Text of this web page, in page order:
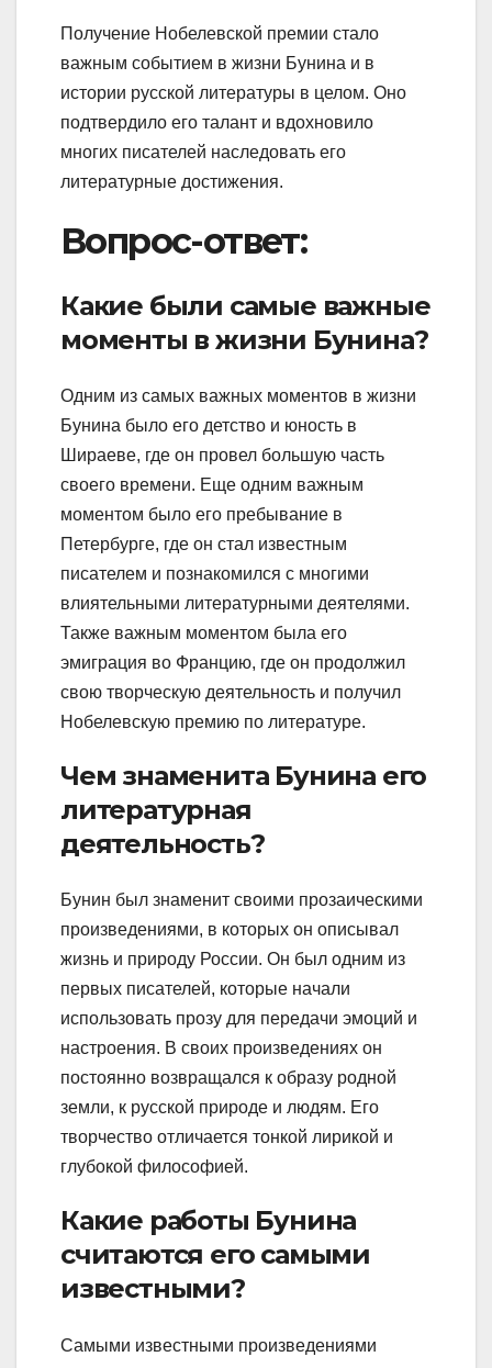
Получение Нобелевской премии стало
важным событием в жизни Бунина и в
истории русской литературы в целом. Оно
подтвердило его талант и вдохновило
многих писателей наследовать его
литературные достижения.
Вопрос-ответ:
Какие были самые важные
моменты в жизни Бунина?
Одним из самых важных моментов в жизни
Бунина было его детство и юность в
Шираеве, где он провел большую часть
своего времени. Еще одним важным
моментом было его пребывание в
Петербурге, где он стал известным
писателем и познакомился с многими
влиятельными литературными деятелями.
Также важным моментом была его
эмиграция во Францию, где он продолжил
свою творческую деятельность и получил
Нобелевскую премию по литературе.
Чем знаменита Бунина его
литературная
деятельность?
Бунин был знаменит своими прозаическими
произведениями, в которых он описывал
жизнь и природу России. Он был одним из
первых писателей, которые начали
использовать прозу для передачи эмоций и
настроения. В своих произведениях он
постоянно возвращался к образу родной
земли, к русской природе и людям. Его
творчество отличается тонкой лирикой и
глубокой философией.
Какие работы Бунина
считаются его самыми
известными?
Самыми известными произведениями